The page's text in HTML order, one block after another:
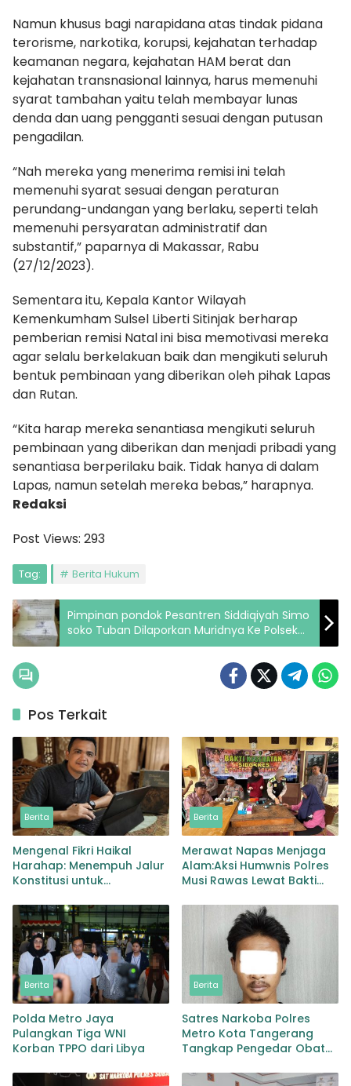
Namun khusus bagi narapidana atas tindak pidana
terorisme, narkotika, korupsi, kejahatan terhadap
keamanan negara, kejahatan HAM berat dan
kejahatan transnasional lainnya, harus memenuhi
syarat tambahan yaitu telah membayar lunas
denda dan uang pengganti sesuai dengan putusan
pengadilan.
“Nah mereka yang menerima remisi ini telah
memenuhi syarat sesuai dengan peraturan
perundang-undangan yang berlaku, seperti telah
memenuhi persyaratan administratif dan
substantif,” paparnya di Makassar, Rabu
(27/12/2023).
Sementara itu, Kepala Kantor Wilayah
Kemenkumham Sulsel Liberti Sitinjak berharap
pemberian remisi Natal ini bisa memotivasi mereka
agar selalu berkelakuan baik dan mengikuti seluruh
bentuk pembinaan yang diberikan oleh pihak Lapas
dan Rutan.
“Kita harap mereka senantiasa mengikuti seluruh
pembinaan yang diberikan dan menjadi pribadi yang
senantiasa berperilaku baik. Tidak hanya di dalam
Lapas, namun setelah mereka bebas,” harapnya.
Redaksi
Post Views: 293
Tag: Berita Hukum
Pimpinan pondok Pesantren Siddiqiyah Simo
soko Tuban Dilaporkan Muridnya Ke Polsek
Soko
Pos Terkait
Berita
Mengenal Fikri Haikal
Harahap: Menempuh Jalur
Konstitusi untuk
Berita
Merawat Napas Menjaga
Alam:Aksi Humwnis Polres
Musi Rawas Lewat Bakti
Karhutla
Berita
Polda Metro Jaya
Pulangkan Tiga WNI
Korban TPPO dari Libya
Berita
Satres Narkoba Polres
Metro Kota Tangerang
Tangkap Pengedar Obat
Tramadol dan Hexymer